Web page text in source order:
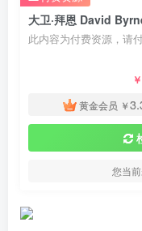
此内容为付费资源，请
￥
黄金会员 ￥
您当